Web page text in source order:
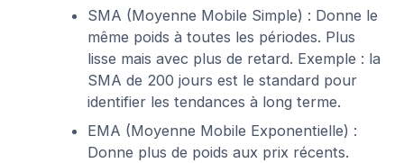
SMA (Moyenne Mobile Simple) : Donne le
même poids à toutes les périodes. Plus
lisse mais avec plus de retard. Exemple : la
SMA de 200 jours est le standard pour
identifier les tendances à long terme.
EMA (Moyenne Mobile Exponentielle) :
Donne plus de poids aux prix récents.